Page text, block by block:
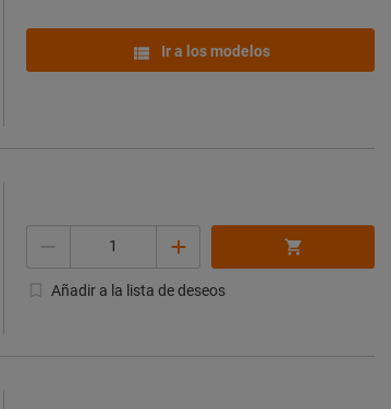
Ir a los modelos
Añadir a la lista de deseos